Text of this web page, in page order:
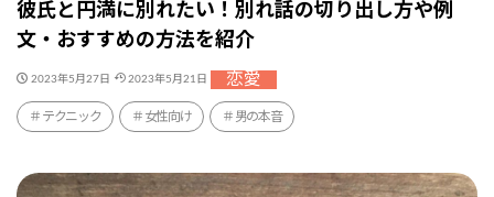
彼氏と円満に別れたい！別れ話の切り出し方や例
文・おすすめの方法を紹介
2023年5月27日 2023年5月21日 恋愛
テクニック 女性向け 男の本音